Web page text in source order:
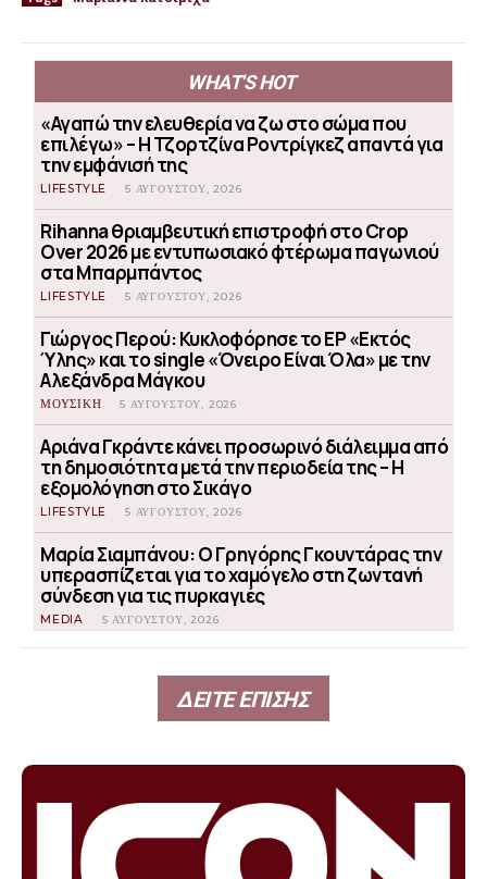
WHAT'S HOT
«Αγαπώ την ελευθερία να ζω στο σώμα που
επιλέγω» – Η Τζορτζίνα Ροντρίγκεζ απαντά για
την εμφάνισή της
LIFESTYLE 5 ΑΥΓΟΎΣΤΟΥ, 2026
Rihanna θριαμβευτική επιστροφή στο Crop
Over 2026 με εντυπωσιακό φτέρωμα παγωνιού
στα Μπαρμπάντος
LIFESTYLE 5 ΑΥΓΟΎΣΤΟΥ, 2026
Γιώργος Περού: Κυκλοφόρησε το EP «Εκτός
Ύλης» και το single «Όνειρο Είναι Όλα» με την
Αλεξάνδρα Μάγκου
ΜΟΥΣΙΚΗ 5 ΑΥΓΟΎΣΤΟΥ, 2026
Αριάνα Γκράντε κάνει προσωρινό διάλειμμα από
τη δημοσιότητα μετά την περιοδεία της – Η
εξομολόγηση στο Σικάγο
LIFESTYLE 5 ΑΥΓΟΎΣΤΟΥ, 2026
Μαρία Σιαμπάνου: Ο Γρηγόρης Γκουντάρας την
υπερασπίζεται για το χαμόγελο στη ζωντανή
σύνδεση για τις πυρκαγιές
MEDIA 5 ΑΥΓΟΎΣΤΟΥ, 2026
ΔΕΙΤΕ ΕΠΙΣΗΣ